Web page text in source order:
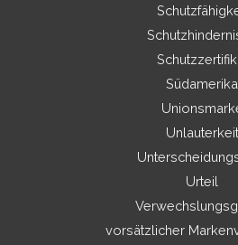
Südamerika
Unlauterkeit
Urteil
vorsätzlicher